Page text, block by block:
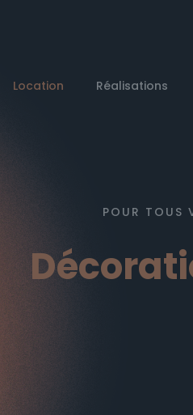
Location Réalisations
POUR TOUS